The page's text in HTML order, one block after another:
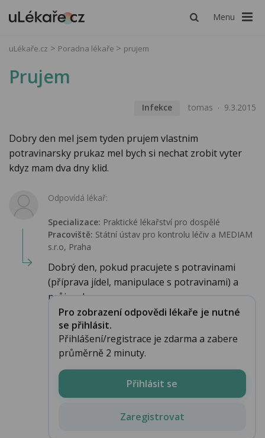
Menu
uLékaře.cz Poradna lékaře prujem
Prujem
Infekce tomas 9.3.2015
Dobry den mel jsem tyden prujem vlastnim
potravinarsky prukaz mel bych si nechat zrobit vyter
kdyz mam dva dny klid.
Odpovídá lékař:
Specializace: Praktické lékařství pro dospělé
Pracoviště: Státní ústav pro kontrolu léčiv a MEDIAM
s.r.o, Praha
Dobrý den, pokud pracujete s potravinami
(příprava jídel, manipulace s potravinami) a
průjem by...
Pro zobrazení odpovědi lékaře je nutné
se přihlásit.
Přihlášení/registrace je zdarma a zabere
průměrně 2 minuty.
Přihlásit se
Zaregistrovat